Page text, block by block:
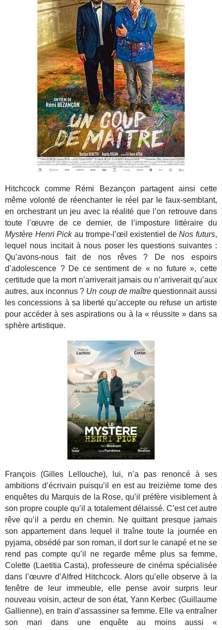
Hitchcock comme Rémi Bezançon partagent ainsi cette
même volonté de réenchanter le réel par le faux-semblant,
en orchestrant un jeu avec la réalité que l’on retrouve dans
toute l’œuvre de ce dernier, de l’imposture littéraire du
Mystère Henri Pickau trompe-l’œil existentiel deNos futurs,
lequel nous incitait à nous poser les questions suivantes :
Qu’avons-nous fait de nos rêves ? De nos espoirs
d’adolescence ? De ce sentiment de « no future », cette
certitude que la mort n’arriverait jamais ou n’arriverait qu’aux
autres, aux inconnus ? Un coup de maîtrequestionnait aussi
les concessions à sa liberté qu’accepte ou refuse un artiste
pour accéder à ses aspirations ou à la « réussite » dans sa
sphère artistique.
François (Gilles Lellouche), lui, n’a pas renoncé à ses
ambitions d’écrivain puisqu’il en est au treizième tome des
enquêtes du Marquis de la Rose, qu’il préfère visiblement à
son propre couple qu’il a totalement délaissé. C’est cet autre
rêve qu’il a perdu en chemin. Ne quittant presque jamais
son appartement dans lequel il traîne toute la journée en
pyjama, obsédé par son roman, il dort sur le canapé et ne se
rend pas compte qu’il ne regarde même plus sa femme,
Colette (Laetitia Casta), professeure de cinéma spécialisée
dans l’œuvre d’Alfred Hitchcock. Alors qu’elle observe à la
fenêtre de leur immeuble, elle pense avoir surpris leur
nouveau voisin, acteur de son état, Yann Kerbec (Guillaume
Gallienne), en train d’assassiner sa femme. Elle va entraîner
son mari dans une enquête au moins aussi «